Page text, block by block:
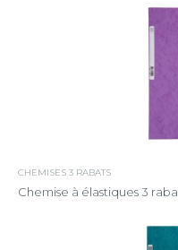
CHEMISES 3 RABATS
Chemise à élastiques 3